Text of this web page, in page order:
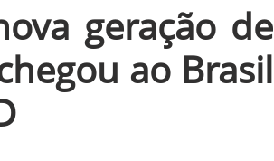
geração de
ao Brasil